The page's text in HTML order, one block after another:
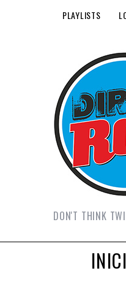
PLAYLISTS
DON'T THINK